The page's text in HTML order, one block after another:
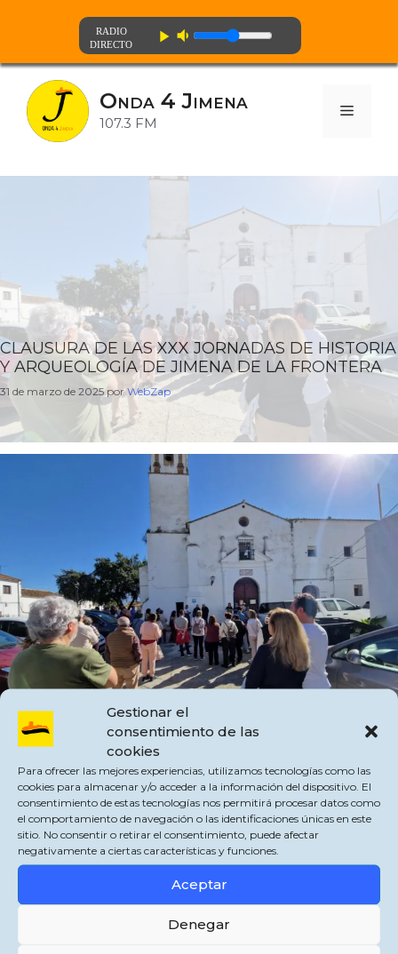
Gestionar el
consentimiento de las
cookies
Para ofrecer las mejores experiencias, utilizamos tecnologías como las
cookies para almacenar y/o acceder a la información del dispositivo. El
consentimiento de estas tecnologías nos permitirá procesar datos como
el comportamiento de navegación o las identificaciones únicas en este
sitio. No consentir o retirar el consentimiento, puede afectar
negativamente a ciertas características y funciones.
Aceptar
Denegar
Saltar
contenido
play_arrow volume_down
Onda 4 Jimena
107.3 FM
Menú
CLAUSURA DE LAS XXX JORNADAS DE HISTORIA
Y ARQUEOLOGÍA DE JIMENA DE LA FRONTERA
31 de marzo de 2025 porWebZap
Con esta visita terminan tres días magníficos destinados al conocimiento y
puesta en valor de nuestro patrimonio cultural.
Ayuntamiento de Jimena de la Frontera
CLAUSURA DE LAS XXX JORNADAS DE HISTORIA Y ARQUEOLOGÍA DE
JIMENA DE LA FRONTERA
de Cadena Joven Digital
WhatsApp